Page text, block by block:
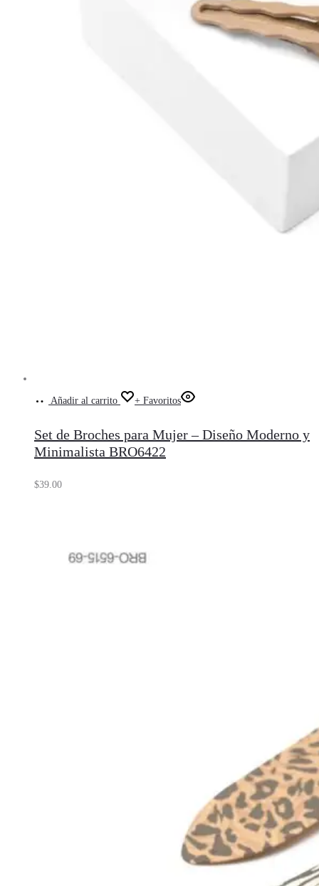
Añadir al carrito + Favoritos
Set de Broches para Mujer – Diseño Moderno y
Minimalista BRO6422
$39.00